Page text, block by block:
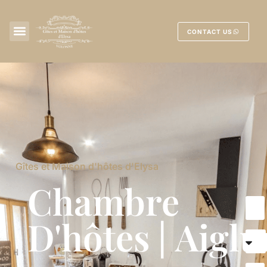
CONTACT US
Gîtes et Maison d'hôtes d'Elysa
Chambre
D'hôtes |